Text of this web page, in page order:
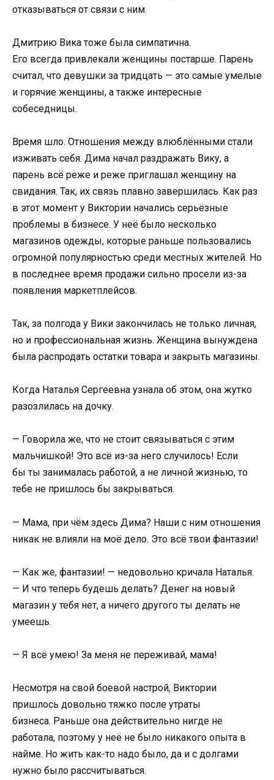
отказываться от связи с ним.
Дмитрию Вика тоже была симпатична.
Его всегда привлекали женщины постарше. Парень
считал, что девушки за тридцать — это самые умелые
и горячие женщины, а также интересные
собеседницы.
Время шло. Отношения между влюблёнными стали
изживать себя. Дима начал раздражать Вику, а
парень всё реже и реже приглашал женщину на
свидания. Так, их связь плавно завершилась. Как раз
в этот момент у Виктории начались серьёзные
проблемы в бизнесе. У неё было несколько
магазинов одежды, которые раньше пользовались
огромной популярностью среди местных жителей. Но
в последнее время продажи сильно просели из-за
появления маркетплейсов.
Так, за полгода у Вики закончилась не только личная,
но и профессиональная жизнь. Женщина вынуждена
была распродать остатки товара и закрыть магазины.
Когда Наталья Сергеевна узнала об этом, она жутко
разозлилась на дочку.
— Говорила же, что не стоит связываться с этим
мальчишкой! Это всё из-за него случилось! Если
бы ты занималась работой, а не личной жизнью, то
тебе не пришлось бы закрываться.
— Мама, при чём здесь Дима? Наши с ним отношения
никак не влияли на моё дело. Это всё твои фантазии!
— Как же, фантазии! — недовольно кричала Наталья.
— И что теперь будешь делать? Денег на новый
магазин у тебя нет, а ничего другого ты делать не
умеешь.
— Я всё умею! За меня не переживай, мама!
Несмотря на свой боевой настрой, Виктории
пришлось довольно тяжко после утраты
бизнеса. Раньше она действительно нигде не
работала, поэтому у неё не было никакого опыта в
найме. Но жить как-то надо было, да и с долгами
нужно было рассчитываться.